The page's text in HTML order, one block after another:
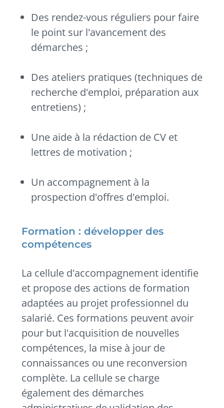
Des rendez-vous réguliers pour faire
le point sur l'avancement des
démarches ;
Des ateliers pratiques (techniques de
recherche d'emploi, préparation aux
entretiens) ;
Une aide à la rédaction de CV et
lettres de motivation ;
Un accompagnement à la
prospection d'offres d'emploi.
Formation : développer des
compétences
La cellule d'accompagnement identifie
et propose des actions de formation
adaptées au projet professionnel du
salarié. Ces formations peuvent avoir
pour but l'acquisition de nouvelles
compétences, la mise à jour de
connaissances ou une reconversion
complète. La cellule se charge
également des démarches